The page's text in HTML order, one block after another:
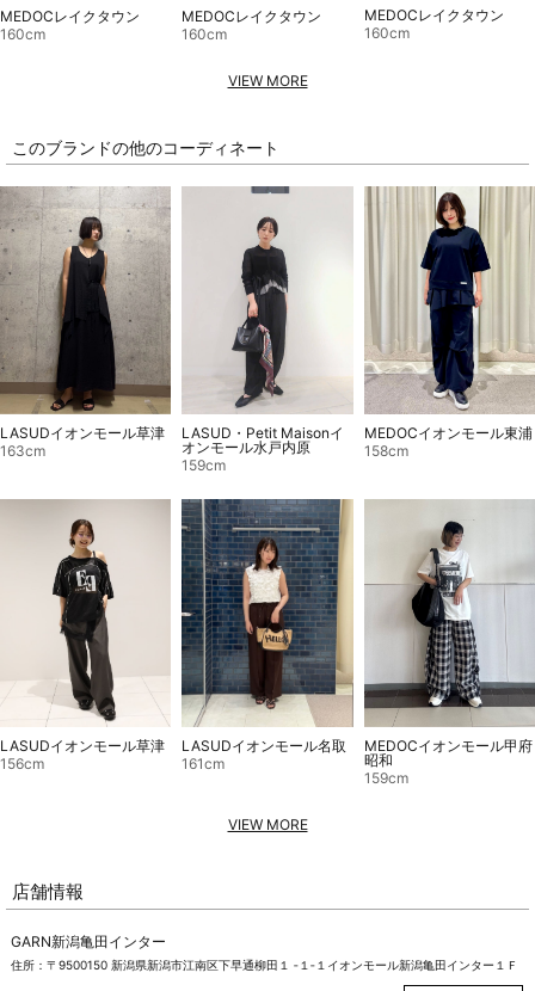
MEDOCレイクタウン
160cm
MEDOCレイクタウン
160cm
MEDOCレイクタウン
160cm
VIEW MORE
このブランドの他のコーディネート
LASUDイオンモール草津
163cm
LASUD・Petit Maisonイ
オンモール水戸内原
159cm
MEDOCイオンモール東浦
158cm
LASUDイオンモール草津
156cm
LASUDイオンモール名取
161cm
MEDOCイオンモール甲府
昭和
159cm
VIEW MORE
店舗情報
GARN新潟亀田インター
住所：〒9500150 新潟県新潟市江南区下早通柳田１ ‐１‐１イオンモール新潟亀田インター１Ｆ